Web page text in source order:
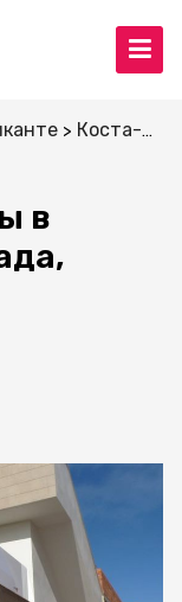
Коста-Бланка
в